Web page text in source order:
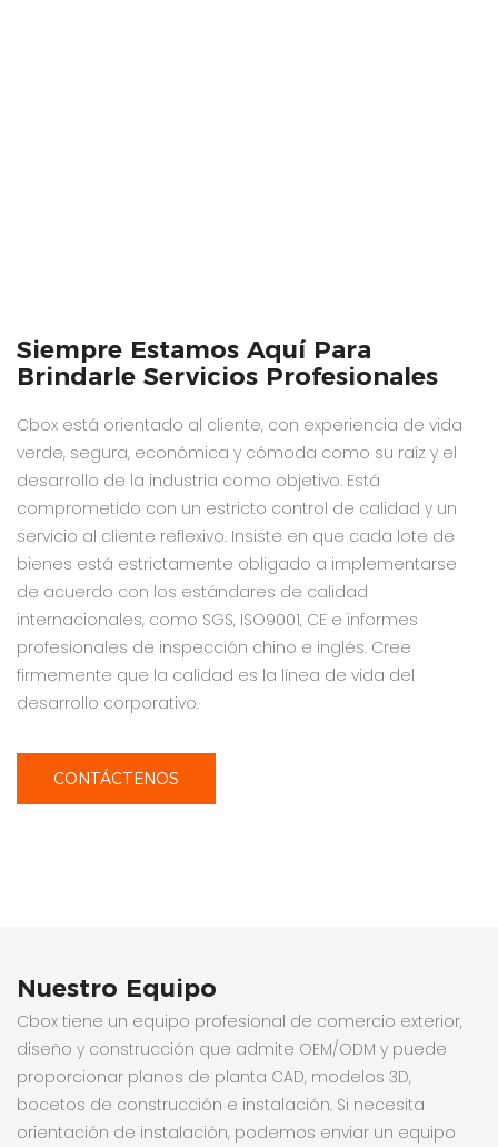
Siempre Estamos Aquí Para
Brindarle Servicios Profesionales
Cbox está orientado al cliente, con experiencia de vida
verde, segura, económica y cómoda como su raíz y el
desarrollo de la industria como objetivo. Está
comprometido con un estricto control de calidad y un
servicio al cliente reflexivo. Insiste en que cada lote de
bienes está estrictamente obligado a implementarse
de acuerdo con los estándares de calidad
internacionales, como SGS, ISO9001, CE e informes
profesionales de inspección chino e inglés. Cree
firmemente que la calidad es la línea de vida del
desarrollo corporativo.
CONTÁCTENOS
Nuestro Equipo
Cbox tiene un equipo profesional de comercio exterior,
diseño y construcción que admite OEM/ODM y puede
proporcionar planos de planta CAD, modelos 3D,
bocetos de construcción e instalación. Si necesita
orientación de instalación, podemos enviar un equipo